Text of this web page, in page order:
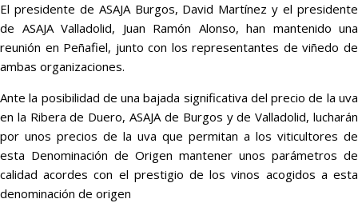
El presidente de ASAJA Burgos, David Martínez y el presidente
de ASAJA Valladolid, Juan Ramón Alonso, han mantenido una
reunión en Peñafiel, junto con los representantes de viñedo de
ambas organizaciones.
Ante la posibilidad de una bajada significativa del precio de la uva
en la Ribera de Duero, ASAJA de Burgos y de Valladolid, lucharán
por unos precios de la uva que permitan a los viticultores de
esta Denominación de Origen mantener unos parámetros de
calidad acordes con el prestigio de los vinos acogidos a esta
denominación de origen